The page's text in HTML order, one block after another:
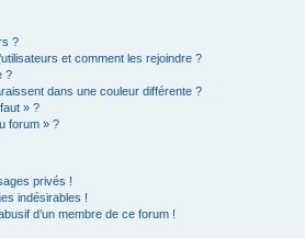
?
et comment les rejoindre ?
?
dans une couleur différente ?
» ?
forum » ?
privés !
indésirables !
d’un membre de ce forum !